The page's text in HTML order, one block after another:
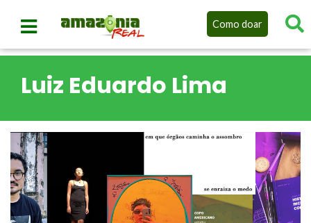
Como doar
Luiz Eduardo Lima